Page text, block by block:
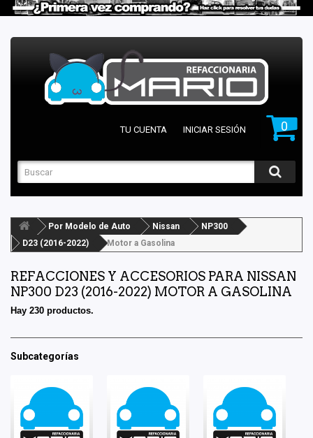
0
TU CUENTA INICIAR SESIÓN
Por Modelo de Auto Nissan
NP300
D23 (2016-2022)
Motor a Gasolina
REFACCIONES Y ACCESORIOS PARA NISSAN
NP300 D23 (2016-2022) MOTOR A GASOLINA
Hay 230 productos.
Subcategorías